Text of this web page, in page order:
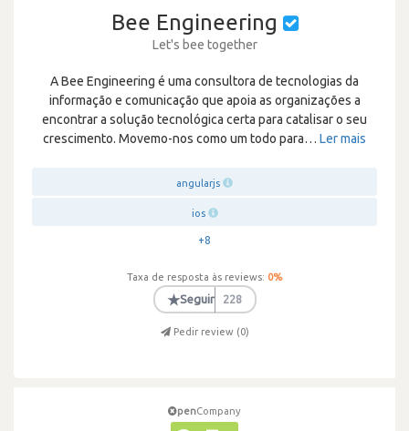
Bee Engineering
Let's bee together
A Bee Engineering é uma consultora de tecnologias da
informação e comunicação que apoia as organizações a
encontrar a solução tecnológica certa para catalisar o seu
crescimento. Movemo-nos como um todo para… Ler mais
angularjs
ios
+8
Taxa de resposta às reviews: 0%
★Seguir 228
Pedir review (0)
penCompany